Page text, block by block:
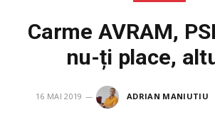
Carme AVRAM,
nu-ți place,
16 MAI 2019 ADRIAN MANIUTIU